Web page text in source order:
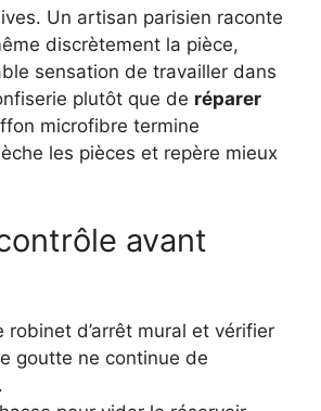
Un artisan parisien raconte
discrètement la pièce,
sensation de travailler dans
plutôt que de réparer
microfibre termine
les pièces et repère mieux
avant
robinet d’arrêt mural et vérifier
goutte ne continue de